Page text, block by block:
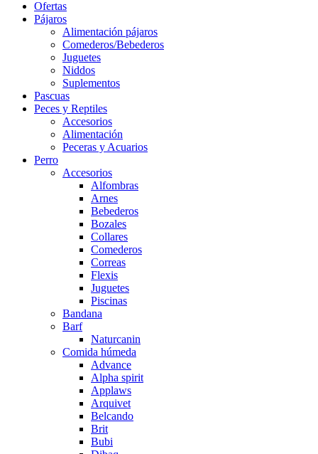
Ofertas
Pájaros
Alimentación pájaros
Comederos/Bebederos
Juguetes
Niddos
Suplementos
Pascuas
Peces y Reptiles
Accesorios
Alimentación
Peceras y Acuarios
Perro
Accesorios
Alfombras
Arnes
Bebederos
Bozales
Collares
Comederos
Correas
Flexis
Juguetes
Piscinas
Bandana
Barf
Naturcanin
Comida húmeda
Advance
Alpha spirit
Applaws
Arquivet
Belcando
Brit
Bubi